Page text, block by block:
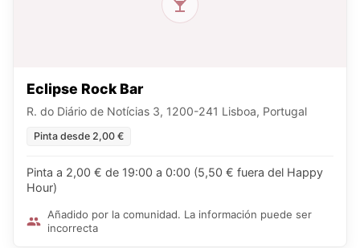
Eclipse Rock Bar
R. do Diário de Notícias 3, 1200-241 Lisboa, Portugal
Pinta desde 2,00 €
Pinta a 2,00 € de 19:00 a 0:00 (5,50 € fuera del Happy
Hour)
Añadido por la comunidad. La información puede ser
incorrecta